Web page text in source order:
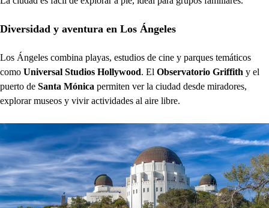
Diversidad y aventura en Los Ángeles
Los Ángeles combina playas, estudios de cine y parques temáticos
como Universal Studios Hollywood. El Observatorio Griffith y el
puerto de Santa Mónica permiten ver la ciudad desde miradores,
explorar museos y vivir actividades al aire libre.